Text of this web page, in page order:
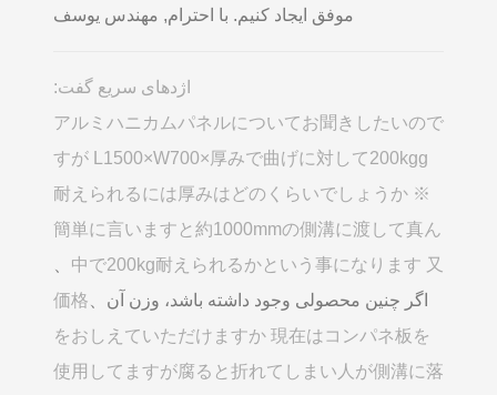
موفق ایجاد کنیم. با احترام, مهندس یوسف
اژدهای سریع گفت:
アルミハニカムパネルについてお聞きしたいので
すが L1500×W700×厚みで曲げに対して200kgg
耐えられるには厚みはどのくらいでしょうか ※
簡単に言いますと約1000mmの側溝に渡して真ん
中で200kg耐えられるかという事になります 又
اگر چنین محصولی وجود داشته باشد، وزن آن、 価格
をおしえていただけますか 現在はコンパネ板を
使用してますが腐ると折れてしまい人が側溝に落